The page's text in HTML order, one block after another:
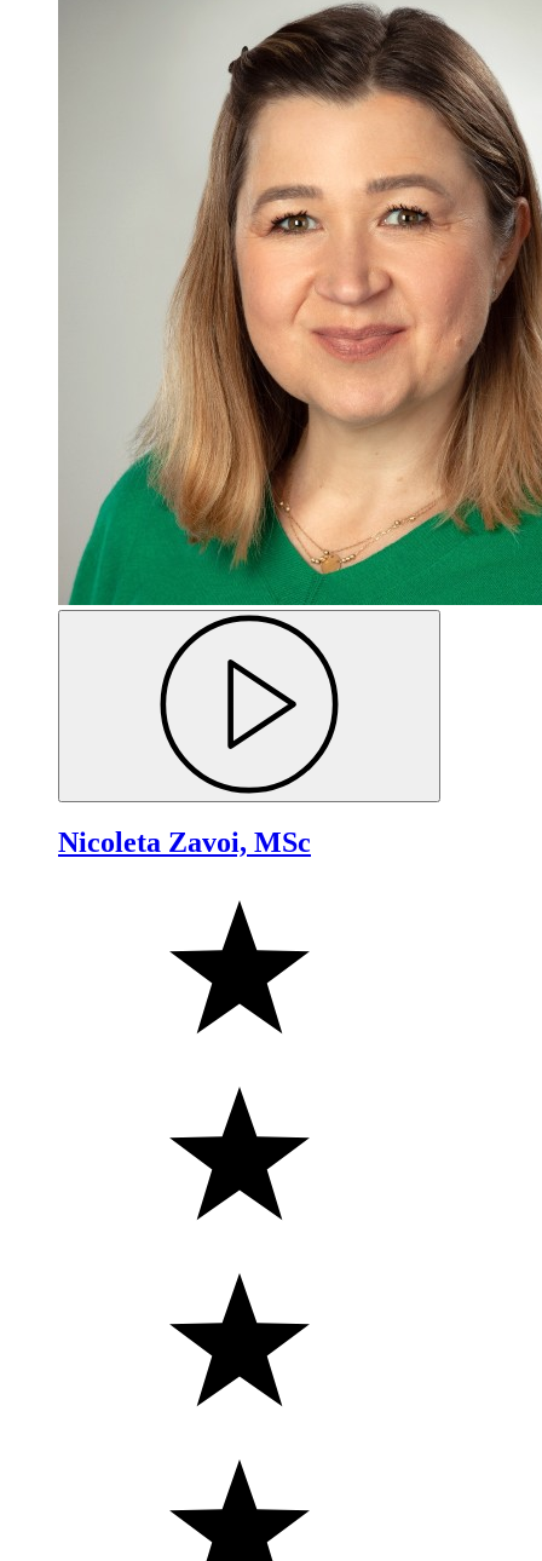
Nicoleta Zavoi, MSc